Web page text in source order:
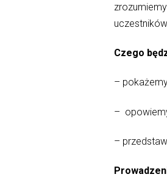
Czego
–
–
–